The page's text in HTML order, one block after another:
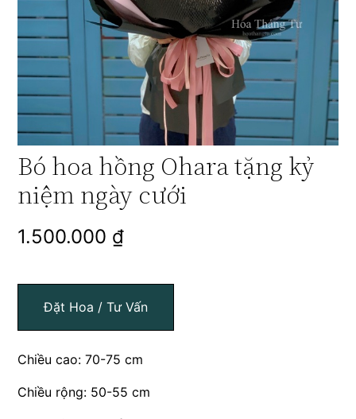
Bó hoa hồng Ohara tặng kỷ
niệm ngày cưới
1.500.000 ₫
Đặt Hoa / Tư Vấn
Chiều cao: 70-75 cm
Chiều rộng: 50-55 cm